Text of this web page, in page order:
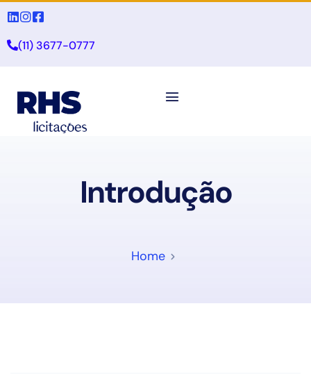
(11) 3677-0777
Introdução
Home